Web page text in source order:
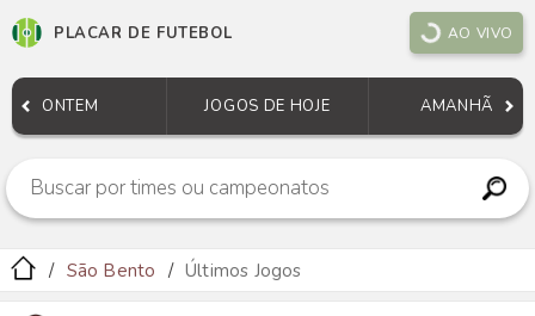
PLACAR DE FUTEBOL AO VIVO
ONTEM JOGOS DE HOJE AMANHÃ
São Bento Últimos Jogos